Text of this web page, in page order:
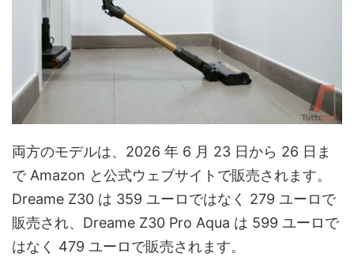
両方のモデルは、2026 年 6 月 23 日から 26 日ま
で Amazon と公式ウェブサイトで販売されます。
Dreame Z30 は 359 ユーロではなく 279 ユーロで
販売され、Dreame Z30 Pro Aqua は 599 ユーロで
はなく 479 ユーロで販売されます。